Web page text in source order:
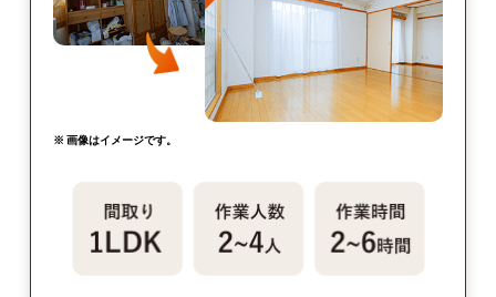
※ 画像はイメージです。